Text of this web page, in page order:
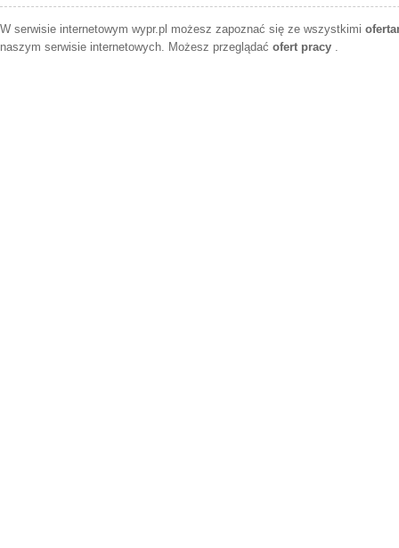
W serwisie internetowym wypr.pl możesz zapoznać się ze wszystkimi
naszym serwisie internetowych. Możesz przeglądać ofert pracy .